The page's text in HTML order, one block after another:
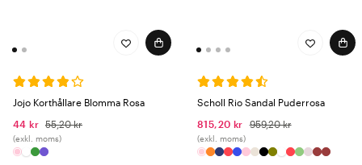
Jojo Korthållare Blomma Rosa
44 kr 55,20 kr
(exkl. moms)
Scholl Rio Sandal Puderrosa
815,20 kr
959,20 kr
(exkl. moms)